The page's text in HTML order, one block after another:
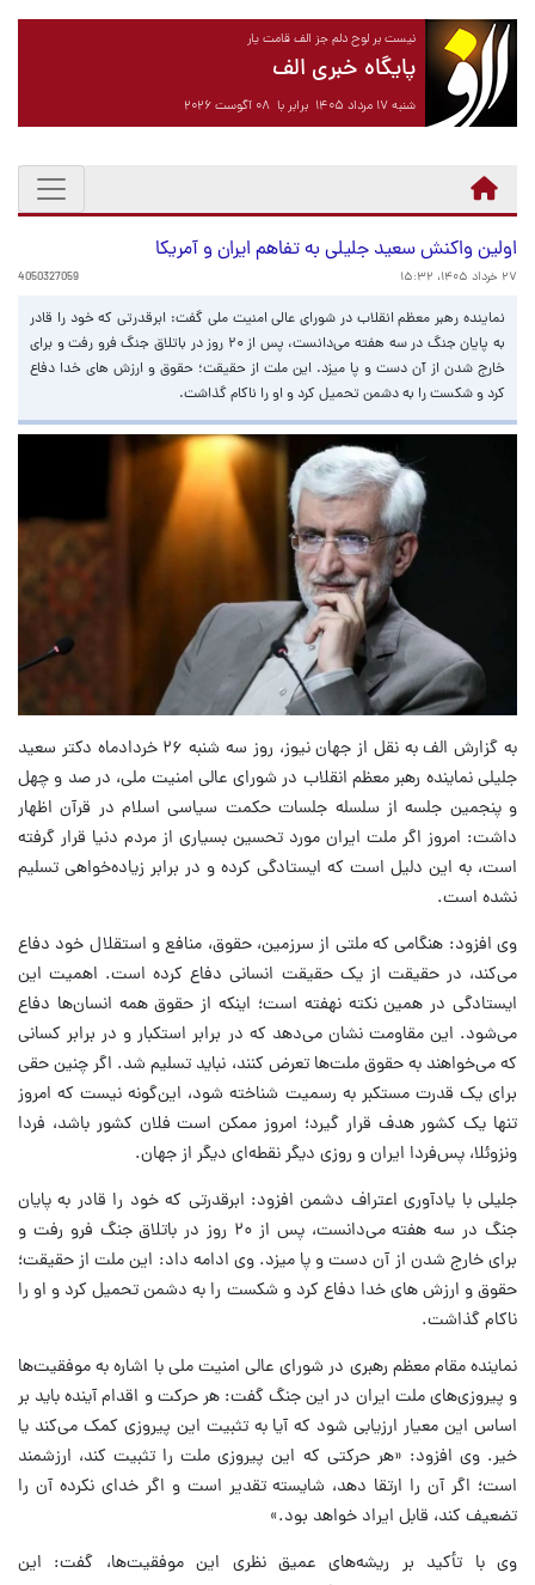
نیست بر لوح دلم جز الف قامت یار
پایگاه خبری الف
شنبه ۱۷ مرداد ۱۴۰۵ برابر با ۰۸ آگوست ۲۰۲۶
اولین واکنش سعید جلیلی به تفاهم ایران و آمریکا
۲۷ خرداد ۱۴۰۵، ۱۵:۳۲ 4050327059
نماینده رهبر معظم انقلاب در شورای عالی امنیت ملی گفت: ابرقدرتی که خود را قادر
به پایان جنگ در سه هفته می‌دانست، پس از ۲۰ روز در باتلاق جنگ فرو رفت و برای
خارج شدن از آن دست و پا میزد. این ملت از حقیقت؛ حقوق و ارزش های خدا دفاع
کرد و شکست را به دشمن تحمیل کرد و او را ناکام گذاشت.
به گزارش الف به نقل از جهان نیوز، روز سه شنبه ۲۶ خردادماه دکتر سعید
جلیلی نماینده رهبر معظم انقلاب در شورای عالی امنیت ملی، در صد و چهل
و پنجمین جلسه از سلسله جلسات حکمت سیاسی اسلام در قرآن اظهار
داشت: امروز اگر ملت ایران مورد تحسین بسیاری از مردم دنیا قرار گرفته
است، به این دلیل است که ایستادگی کرده و در برابر زیاده‌خواهی تسلیم
نشده است.
وی افزود: هنگامی که ملتی از سرزمین، حقوق، منافع و استقلال خود دفاع
می‌کند، در حقیقت از یک حقیقت انسانی دفاع کرده است. اهمیت این
ایستادگی در همین نکته نهفته است؛ اینکه از حقوق همه انسان‌ها دفاع
می‌شود. این مقاومت نشان می‌دهد که در برابر استکبار و در برابر کسانی
که می‌خواهند به حقوق ملت‌ها تعرض کنند، نباید تسلیم شد. اگر چنین حقی
برای یک قدرت مستکبر به رسمیت شناخته شود، این‌گونه نیست که امروز
تنها یک کشور هدف قرار گیرد؛ امروز ممکن است فلان کشور باشد، فردا
ونزوئلا، پس‌فردا ایران و روزی دیگر نقطه‌ای دیگر از جهان.
جلیلی با یادآوری اعتراف دشمن افزود: ابرقدرتی که خود را قادر به پایان
جنگ در سه هفته می‌دانست، پس از ۲۰ روز در باتلاق جنگ فرو رفت و
برای خارج شدن از آن دست و پا میزد. وی ادامه داد: این ملت از حقیقت؛
حقوق و ارزش های خدا دفاع کرد و شکست را به دشمن تحمیل کرد و او را
ناکام گذاشت.
نماینده مقام معظم رهبری در شورای عالی امنیت ملی با اشاره به موفقیت‌ها
و پیروزی‌های ملت ایران در این جنگ گفت: هر حرکت و اقدام آینده باید بر
اساس این معیار ارزیابی شود که آیا به تثبیت این پیروزی کمک می‌کند یا
خیر. وی افزود: «هر حرکتی که این پیروزی ملت را تثبیت کند، ارزشمند
است؛ اگر آن را ارتقا دهد، شایسته تقدیر است و اگر خدای نکرده آن را
تضعیف کند، قابل ایراد خواهد بود.»
وی با تأکید بر ریشه‌های عمیق نظری این موفقیت‌ها، گفت: این